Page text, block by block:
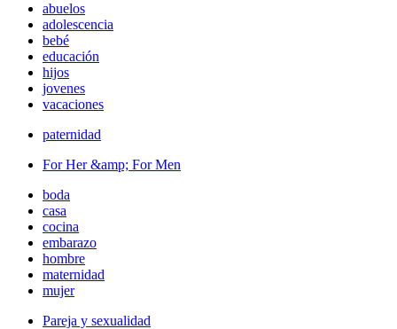
abuelos
adolescencia
bebé
educación
hijos
jovenes
vacaciones
paternidad
For Her &amp; For Men
boda
casa
cocina
embarazo
hombre
maternidad
mujer
Pareja y sexualidad